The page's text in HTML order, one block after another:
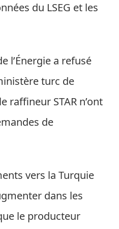
du LSEG et les
l’Énergie a refusé
turc de
raffineur STAR n’ont
de
vers la Turquie
dans les
le producteur